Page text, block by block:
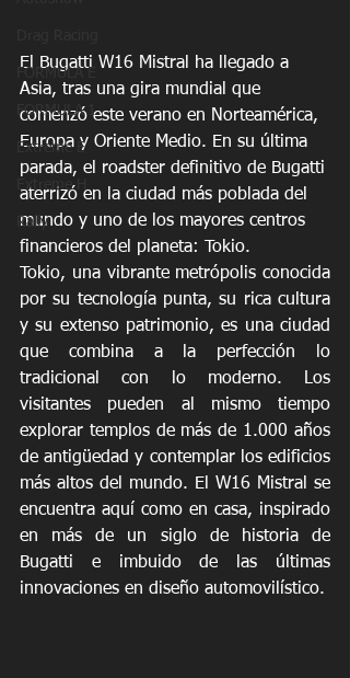
FORMULA E
FORMULA 1
Extreme E
Extreme H
Rally
El Bugatti W16 Mistral ha llegado a
Asia, tras una gira mundial que
comenzó este verano en Norteamérica,
Europa y Oriente Medio. En su última
parada, el roadster definitivo de Bugatti
aterrizó en la ciudad más poblada del
mundo y uno de los mayores centros
financieros del planeta: Tokio.
Tokio, una vibrante metrópolis conocida
por su tecnología punta, su rica cultura
y su extenso patrimonio, es una ciudad
que combina a la perfección lo
tradicional con lo moderno. Los
visitantes pueden al mismo tiempo
explorar templos de más de 1.000 años
de antigüedad y contemplar los edificios
más altos del mundo. El W16 Mistral se
encuentra aquí como en casa, inspirado
en más de un siglo de historia de
Bugatti e imbuido de las últimas
innovaciones en diseño automovilístico.